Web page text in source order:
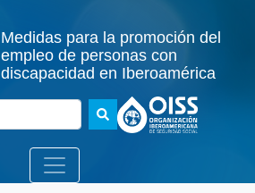
Medidas para la promoción del
empleo de personas con
discapacidad en Iberoamérica